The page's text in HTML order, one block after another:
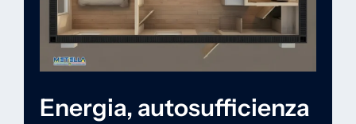
Energia, autosufficienza